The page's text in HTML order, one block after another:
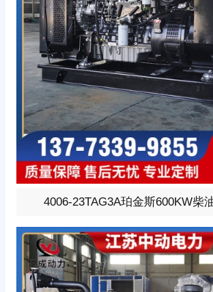
600KW柴油发电机组，选用上柴动力型号
压V型6缸发动机配套昇丰全铜无刷发电机
保两年。标配自启动自保护液晶控制器。
4006-23TAG3A珀金斯600KW柴